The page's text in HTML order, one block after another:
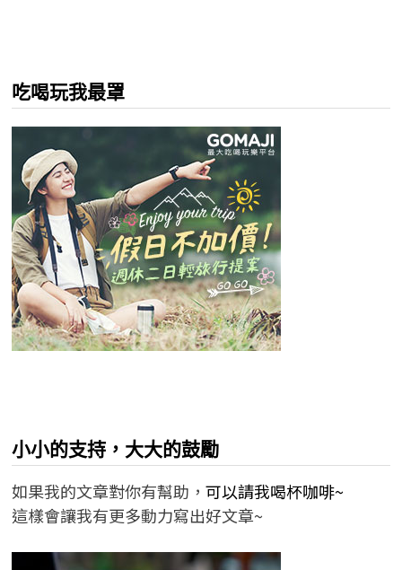
吃喝玩我最罩
小小的支持，大大的鼓勵
如果我的文章對你有幫助， 可以請我喝杯咖啡~
這樣會讓我有更多動力寫出好文章~